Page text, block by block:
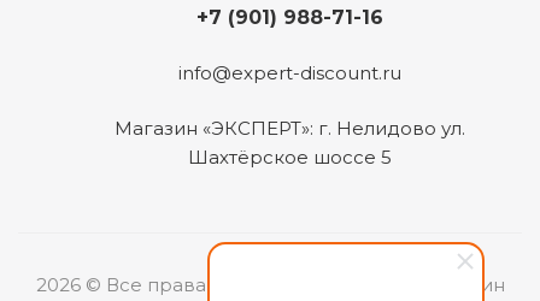
+7 (901) 988-71-16
info@expert-discount.ru
Магазин «ЭКСПЕРТ»: г. Нелидово ул.
Шахтёрское шоссе 5
2026 © Все права защищены. Интернет-магазин